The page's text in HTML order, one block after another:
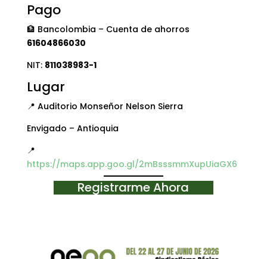
Pago
🏦 Bancolombia – Cuenta de ahorros
61604866030
NIT: 811038983-1
Lugar
📍 Auditorio Monseñor Nelson Sierra
Envigado – Antioquia
📍
https://maps.app.goo.gl/2mBsssmmXupUiaGX6
Registrarme Ahora